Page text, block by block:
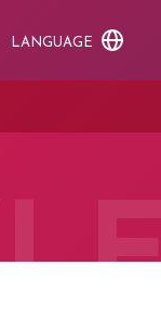
LANGUAGE